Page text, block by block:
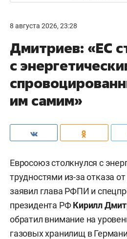
8 августа 2026, 23:28
Дмитриев: «ЕС
с
им самим»
Евросоюз столкнулся с
трудностями из-за отказа от
заявил глава РФПИ и
президента РФКирилл
обратил внимание на
газовых хранилищ в